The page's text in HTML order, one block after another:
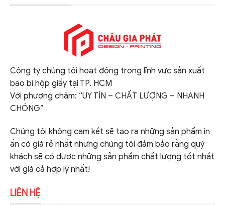
Công ty chúng tôi hoạt động trong lĩnh vực sản xuất
bao bì hộp giấy tại TP. HCM
Với phương châm: “UY TÍN – CHẤT LƯỢNG – NHANH
CHÓNG”
Chúng tôi không cam kết sẽ tạo ra những sản phẩm in
ấn có giá rẻ nhất nhưng chúng tôi đảm bảo rằng quý
khách sẽ có được những sản phẩm chất lượng tốt nhất
với giá cả hợp lý nhất!
LIÊN HỆ